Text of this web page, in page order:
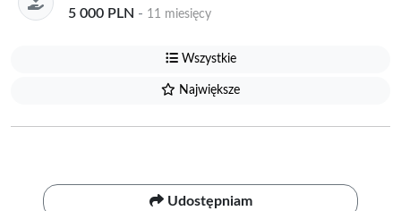
5 000 PLN - 11 miesięcy
Wszystkie
Największe
Udostępniam